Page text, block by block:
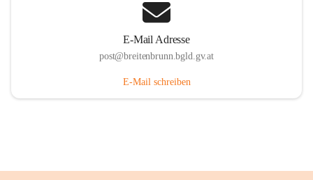
E-Mail Adresse
post@breitenbrunn.bgld.gv.at
E-Mail schreiben